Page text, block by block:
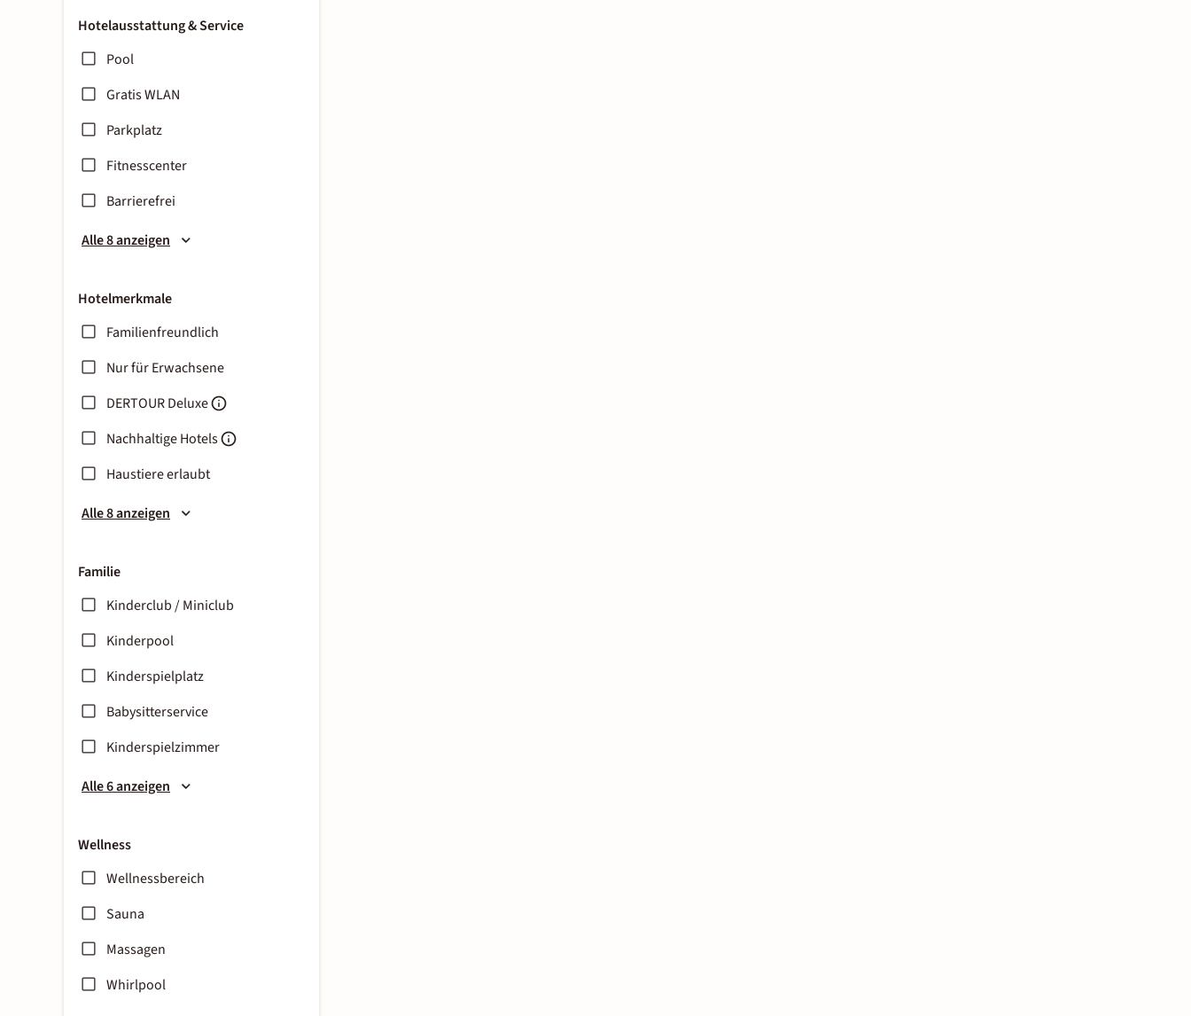
Hotelausstattung & Service
Pool
Gratis WLAN
Parkplatz
Fitnesscenter
Barrierefrei
Alle 8 anzeigen
Hotelmerkmale
Familienfreundlich
Nur für Erwachsene
DERTOUR Deluxe
Nachhaltige Hotels
Haustiere erlaubt
Alle 8 anzeigen
Familie
Kinderclub / Miniclub
Kinderpool
Kinderspielplatz
Babysitterservice
Kinderspielzimmer
Alle 6 anzeigen
Wellness
Wellnessbereich
Sauna
Massagen
Whirlpool